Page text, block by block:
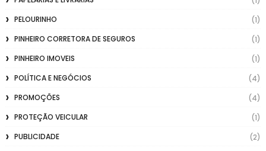
PELOURINHO
(1)
PINHEIRO CORRETORA DE SEGUROS
(1)
PINHEIRO IMOVEIS
(1)
POLÍTICA E NEGÓCIOS
(4)
PROMOÇÕES
(4)
PROTEÇÃO VEICULAR
(1)
PUBLICIDADE
(2)